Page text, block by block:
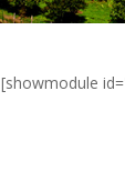
[showmodule